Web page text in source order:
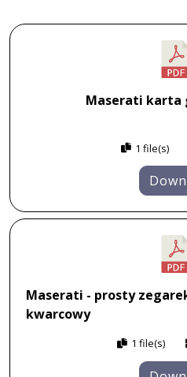
Maserati karta
1 file(s)
Maserati - prosty
kwarcowy
1 file(s)